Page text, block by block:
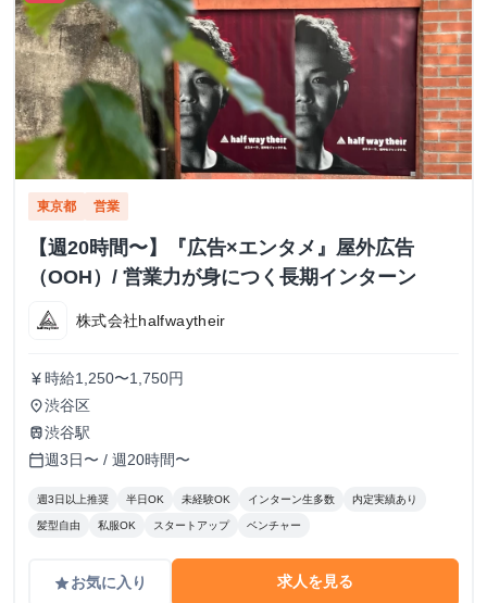
東京都 営業
【週20時間〜】『広告×エンタメ』屋外広告
（OOH）/ 営業力が身につく長期インターン
株式会社halfwaytheir
currency_yen 時給1,250〜1,750円
place渋谷区
train渋谷駅
calendar_today週3日〜 / 週20時間〜
週3日以上推奨 半日OK 未経験OK インターン生多数 内定実績あり
髪型自由 私服OK スタートアップ ベンチャー
gradeお気に入り 求人を見る